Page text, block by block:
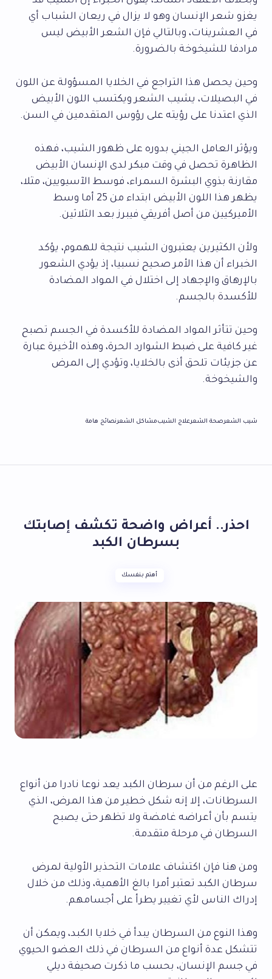
يغزو شعر الإنسان وهو لا يزال في ريعان الشباب أي
في العشرينات، وبالتالي فإن الشعر الأبيض ليس
مرادفا للشيخوخة بالضرورة.
وحين يحصل هذا التراجع في الخلايا المسؤولة عن اللون
في البصيلات، يشيب الشعر ويكتسب اللون الأبيض
الذي اعتدنا على رؤيته على رؤوس المتقدمين في السن.
ويؤثر العامل الجيني بدوره على ظهور الشيب، فهذه
الظاهرة تحصل في وقت مبكر لدى الإنسان الأبيض
مقارنة بذوي البشرة السمراء، فوسط الآسيويين، مثلا،
يظهر هذا اللون الأبيض ابتداء من 25 أما وسط
الأميركيين من أصل أفريقي فيبرز بعد الثلاثين.
ولأن الكثيرين يعتبرون الشيب نتيجة للهموم، يؤكد
الخبراء أن هذا الأمر صحيح نسبيا، إذ يؤدي الشعور
بالإرهاق والإجهاد إلى اختلال في المواد المضادة
للأكسدة بالجسم.
وحين تتأثر المواد المضادة للأكسدة في الجسم تصبح
غير كافية على ضبط الشوارد الحرة، وهذه الأخيرة عبارة
عن جزيئات تلحق أذى بالخلايا، وتؤدي إلى المرض
والشيخوخة.
شيب الشعرصحة الشعرعلاج الشيبمشاكل الشعرنصائح هامة
احذر.. أعراض واضحة تكشف إصابتك
بسرطان الكبد
أهتم بنفسك
على الرغم من أن سرطان الكبد يعد نوعا نادرا من أنواع
السرطانات، إلا إنه شكل خطير من هذا المرض، الذي
يتسم بأن أعراضه غامضة ولا تظهر حتى يصبح
السرطان في مرحلة متقدمة.
ومن هنا فإن اكتشاف علامات التحذير الأولية لمرض
سرطان الكبد تعتبر أمرا بالغ الأهمية، وذلك من خلال
إدراك الناس لأي تغيير يطرأ على أجسامهم.
وهذا النوع من السرطان يبدأ في خلايا الكبد، ويمكن أن
تتشكل عدة أنواع من السرطان في ذلك العضو الحيوي
في جسم الإنسان، بحسب ما ذكرت صحيفة ديلي